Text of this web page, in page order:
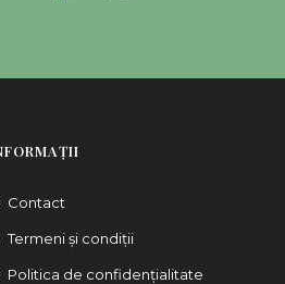
Contact
Termeni și condiții
Politica de confidențialitate